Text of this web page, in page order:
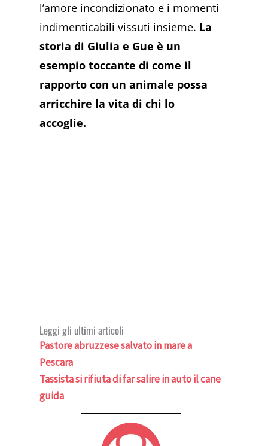
l’amore incondizionato e i momenti
indimenticabili vissuti insieme. La
storia di Giulia e Gue è un
esempio toccante di come il
rapporto con un animale possa
arricchire la vita di chi lo
accoglie.
Leggi gli ultimi articoli
Pastore abruzzese salvato in mare a
Pescara
Tassista si rifiuta di far salire in auto il cane
guida